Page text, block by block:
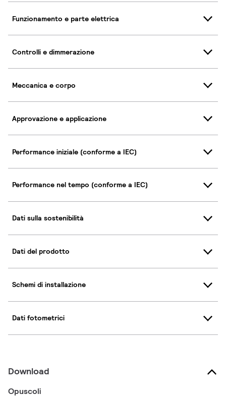
Funzionamento e parte elettrica
Controlli e dimmerazione
Meccanica e corpo
Approvazione e applicazione
Performance iniziale (conforme a IEC)
Performance nel tempo (conforme a IEC)
Dati sulla sostenibilità
Dati del prodotto
Schemi di installazione
Dati fotometrici
Download
Opuscoli